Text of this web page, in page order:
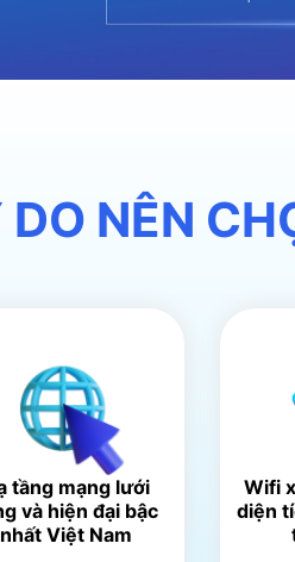
DO NÊN
tầng mạng lưới
và hiện đại bậc
nhất Việt Nam
Wifi
diện